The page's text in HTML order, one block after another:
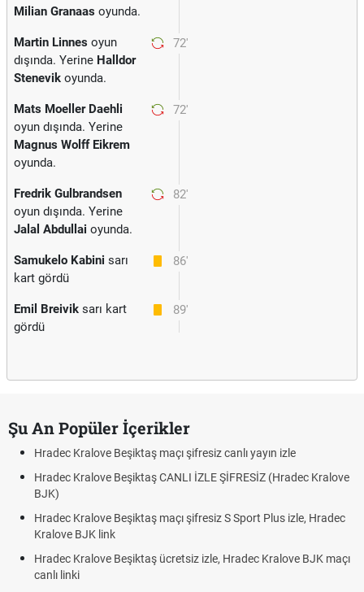
Milian Granaas oyunda.
72'
Martin Linnes oyun
dışında. Yerine Halldor
Stenevik oyunda.
72'
Mats Moeller Daehli
oyun dışında. Yerine
Magnus Wolff Eikrem
oyunda.
82'
Fredrik Gulbrandsen
oyun dışında. Yerine
Jalal Abdullai oyunda.
86'
Samukelo Kabini sarı
kart gördü
89'
Emil Breivik sarı kart
gördü
Şu An Popüler İçerikler
Hradec Kralove Beşiktaş maçı şifresiz canlı yayın izle
Hradec Kralove Beşiktaş CANLI İZLE ŞİFRESİZ (Hradec Kralove
BJK)
Hradec Kralove Beşiktaş maçı şifresiz S Sport Plus izle, Hradec
Kralove BJK link
Hradec Kralove Beşiktaş ücretsiz izle, Hradec Kralove BJK maçı
canlı linki